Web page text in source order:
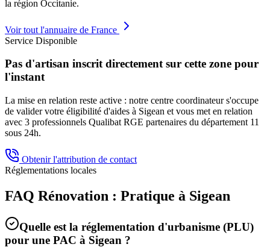
la région Occitanie.
Voir tout l'annuaire de France
Service Disponible
Pas d'artisan inscrit directement sur cette zone pour
l'instant
La mise en relation reste active : notre centre coordinateur s'occupe
de valider votre éligibilité d'aides à Sigean et vous met en relation
avec 3 professionnels Qualibat RGE partenaires du département 11
sous 24h.
Obtenir l'attribution de contact
Réglementations locales
FAQ Rénovation : Pratique à Sigean
Quelle est la réglementation d'urbanisme (PLU)
pour une PAC à Sigean ?